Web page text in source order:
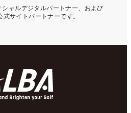
ャルデジタルパートナー、および
式サイトパートナーです。